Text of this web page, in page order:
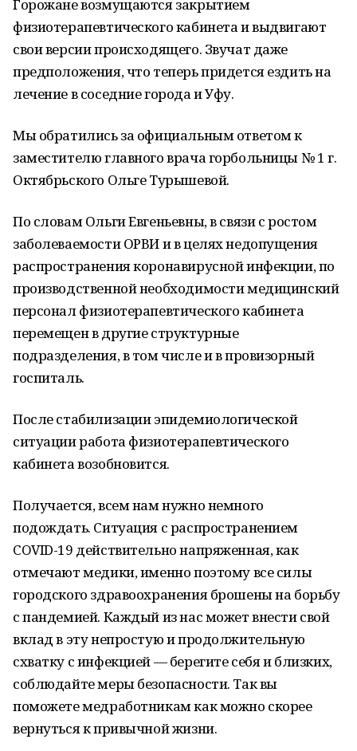
Горожане возмущаются закрытием
физиотерапевтического кабинета и выдвигают
свои версии происходящего. Звучат даже
предположения, что теперь придется ездить на
лечение в соседние города и Уфу.
Мы обратились за официальным ответом к
заместителю главного врача горбольницы № 1 г.
Октябрьского Ольге Турышевой.
По словам Ольги Евгеньевны, в связи с ростом
заболеваемости ОРВИ и в целях недопущения
распространения коронавирусной инфекции, по
производственной необходимости медицинский
персонал физиотерапевтического кабинета
перемещен в другие структурные
подразделения, в том числе и в провизорный
госпиталь.
После стабилизации эпидемиологической
ситуации работа физиотерапевтического
кабинета возобновится.
Получается, всем нам нужно немного
подождать. Ситуация с распространением
COVID-19 действительно напряженная, как
отмечают медики, именно поэтому все силы
городского здравоохранения брошены на борьбу
с пандемией. Каждый из нас может внести свой
вклад в эту непростую и продолжительную
схватку с инфекцией — берегите себя и близких,
соблюдайте меры безопасности. Так вы
поможете медработникам как можно скорее
вернуться к привычной жизни.